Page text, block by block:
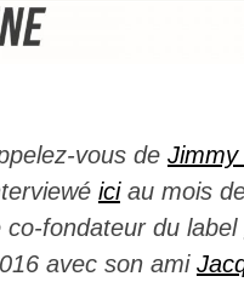
vous de Jimmy
iciau mois
co-fondateur du label
avec son ami